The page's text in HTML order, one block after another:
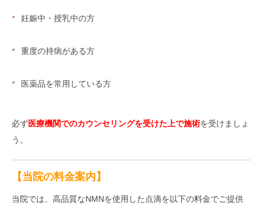
妊娠中・授乳中の方
重度の持病がある方
医薬品を常用している方
必ず医療機関でのカウンセリングを受けた上で施術を受けましょ
う。
【当院の料金案内】
当院では、高品質なNMNを使用した点滴を以下の料金でご提供